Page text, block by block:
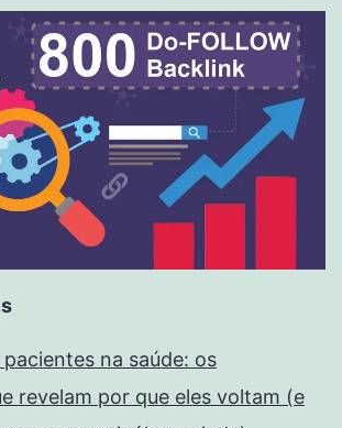
na saúde: os
revelam por que eles voltam (e